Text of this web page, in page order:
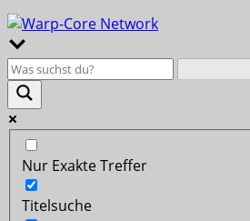
Nur Exakte Treffer
Titelsuche